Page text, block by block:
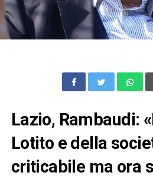
Lazio, Rambaudi:
Lotito e della
criticabile ma ora